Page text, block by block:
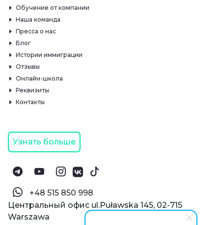
Обучение от компании
Наша команда
Пресса о нас
Блог
Истории иммиграции
Отзывы
Онлайн-школа
Реквизиты
Контакты
Узнать больше
‪+48 515 850 998‬
Центральный офис ul.Puławska 145, 02-715
Warszawa